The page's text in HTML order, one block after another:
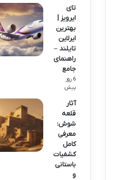
تای
ایرویز |
بهترین
ایرلاین
تایلند –
راهنمای
جامع
6 روز
پیش
آثار
قلعه
شوش:
معرفی
کامل
کشفیات
باستانی
و